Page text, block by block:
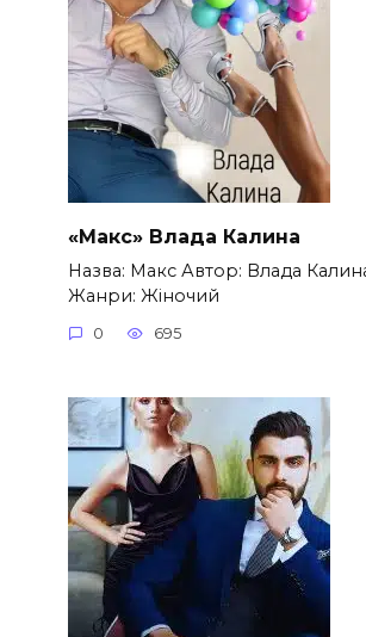
«Макс» Влада Калина
Назва: Макс Автор: Влада
Жанри: Жіночий
0 695